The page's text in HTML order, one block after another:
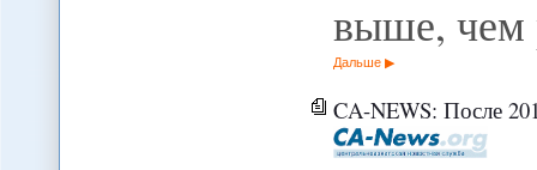
выше, чем
Дальше
CA-NEWS: После 2014 года двойное зло